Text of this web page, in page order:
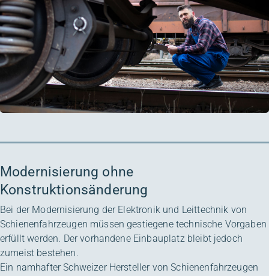
Modernisierung ohne
Konstruktionsänderung
Bei der Modernisierung der Elektronik und Leittechnik von
Schienenfahrzeugen müssen gestiegene technische Vorgaben
erfüllt werden. Der vorhandene Einbauplatz bleibt jedoch
zumeist bestehen.
Ein namhafter Schweizer Hersteller von Schienenfahrzeugen